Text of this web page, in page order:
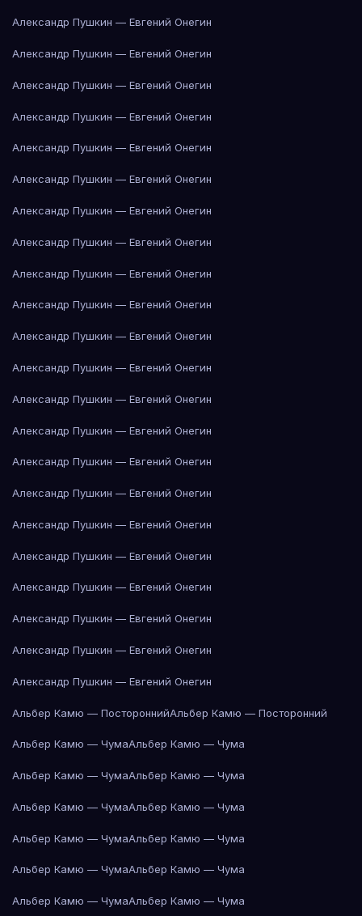
Александр Пушкин — Евгений Онегин
Александр Пушкин — Евгений Онегин
Александр Пушкин — Евгений Онегин
Александр Пушкин — Евгений Онегин
Александр Пушкин — Евгений Онегин
Александр Пушкин — Евгений Онегин
Александр Пушкин — Евгений Онегин
Александр Пушкин — Евгений Онегин
Александр Пушкин — Евгений Онегин
Александр Пушкин — Евгений Онегин
Александр Пушкин — Евгений Онегин
Александр Пушкин — Евгений Онегин
Александр Пушкин — Евгений Онегин
Александр Пушкин — Евгений Онегин
Александр Пушкин — Евгений Онегин
Александр Пушкин — Евгений Онегин
Александр Пушкин — Евгений Онегин
Александр Пушкин — Евгений Онегин
Александр Пушкин — Евгений Онегин
Александр Пушкин — Евгений Онегин
Александр Пушкин — Евгений Онегин
Александр Пушкин — Евгений Онегин
Альбер Камю — ПостороннийАльбер Камю — Посторонний
Альбер Камю — ЧумаАльбер Камю — Чума
Альбер Камю — ЧумаАльбер Камю — Чума
Альбер Камю — ЧумаАльбер Камю — Чума
Альбер Камю — ЧумаАльбер Камю — Чума
Альбер Камю — ЧумаАльбер Камю — Чума
Альбер Камю — ЧумаАльбер Камю — Чума